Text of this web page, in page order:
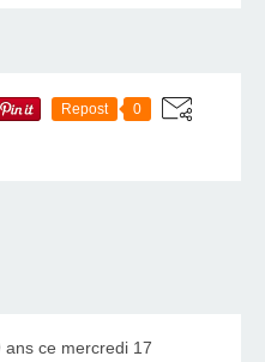
Repost 0